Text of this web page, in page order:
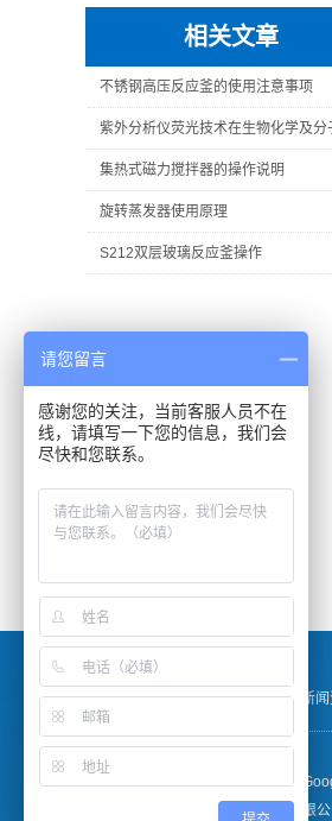
相关文章
不锈钢高压反应釜的使用注意事项
集热式磁力搅拌器的操作说明
旋转蒸发器使用原理
S212双层玻璃反应釜操作
关于我们 | 产品展示 | 新
备案号：沪ICP备09008140号-2
Copyright © 2017 上海予英仪器有限
请您留言
感谢您的关注，当前客服人员不在
线，请填写一下您的信息，我们会
尽快和您联系。